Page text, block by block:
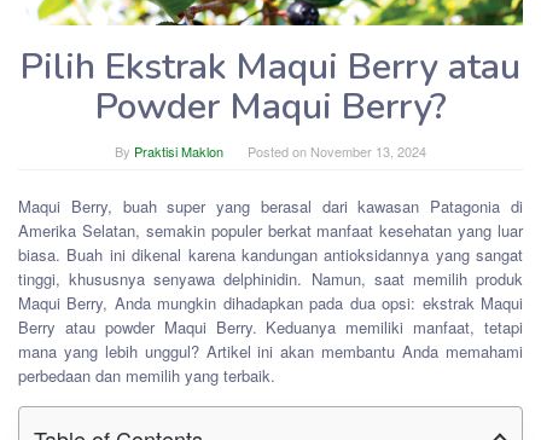
Pilih Ekstrak Maqui Berry atau
Powder Maqui Berry?
By Praktisi Maklon Posted on November 13, 2024
Maqui Berry, buah super yang berasal dari kawasan Patagonia di
Amerika Selatan, semakin populer berkat manfaat kesehatan yang luar
biasa. Buah ini dikenal karena kandungan antioksidannya yang sangat
tinggi, khususnya senyawa delphinidin. Namun, saat memilih produk
Maqui Berry, Anda mungkin dihadapkan pada dua opsi: ekstrak Maqui
Berry atau powder Maqui Berry. Keduanya memiliki manfaat, tetapi
mana yang lebih unggul? Artikel ini akan membantu Anda memahami
perbedaan dan memilih yang terbaik.